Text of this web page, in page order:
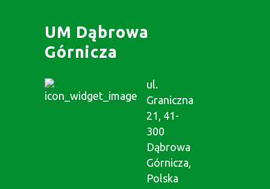
UM Dąbrowa
Górnicza
ul.
Graniczna
21, 41-
300
Dąbrowa
Górnicza,
Polska